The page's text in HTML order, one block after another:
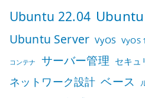
Ubuntu 22.04
Ubuntu Server VyOS VyOS
コンテナ サーバー管理 セキュ
ネットワーク設計 ベース